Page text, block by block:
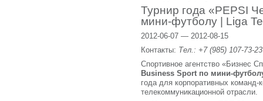
Турнир года «PEPSI
мини-футболу | Liga
2012-06-07 — 2012-08-15
Контакты: Тел.: +7 (985) 107-73-
Спортивное агентство «Бизнес
Business Sport по мини-
года для корпоративных
телекоммуникационной отрасли.